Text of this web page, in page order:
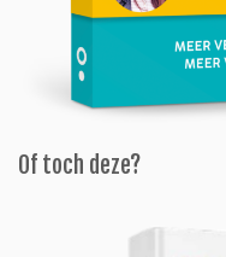
Of toch deze?